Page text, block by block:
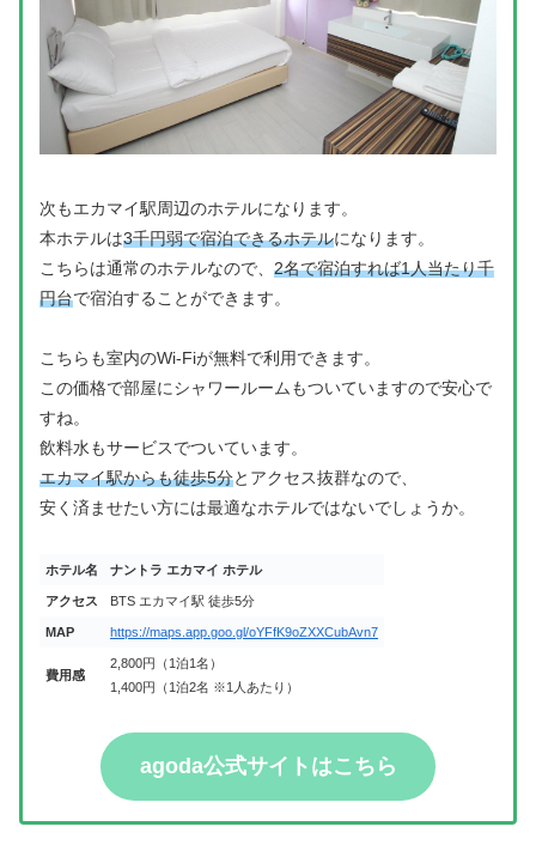
次もエカマイ駅周辺のホテルになります。
本ホテルは3千円弱で宿泊できるホテルになります。
こちらは通常のホテルなので、 2名で宿泊すれば1人当たり千
円台で宿泊することができます。
こちらも室内のWi-Fiが無料で利用できます。
この価格で部屋にシャワールームもついていますので安心で
すね。
飲料水もサービスでついています。
エカマイ駅からも徒歩5分とアクセス抜群なので、
安く済ませたい方には最適なホテルではないでしょうか。
ホテル名 ナントラ エカマイ ホテル
アクセス BTS エカマイ駅 徒歩5分
MAP https://maps.app.goo.gl/oYFfK9oZXXCubAvn7
費用感
2,800円（1泊1名）
1,400円（1泊2名 ※1人あたり）
agoda公式サイト はこちら